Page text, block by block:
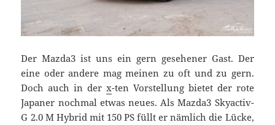
Der Mazda3 ist uns ein gern gesehener Gast. Der
eine oder andere mag meinen zu oft und zu gern.
Doch auch in der x-ten Vorstellung bietet der rote
Japaner nochmal etwas neues. Als Mazda3 Skyactiv-
G 2.0 M Hybrid mit 150 PS füllt er nämlich die Lücke,